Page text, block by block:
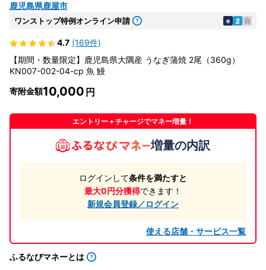
鹿児島県鹿屋市
ワンストップ特例オンライン申請 e ま 自
4.7 (169件)
【期間・数量限定】鹿児島県大隅産 うなぎ蒲焼 2尾（360g）
KN007-002-04-cp 魚 鰻
寄附金額10,000
エントリー＋チャージでマネー増量！
増量の内訳
ログインして条件を満たすと
最大0円分獲得できます！
新規会員登録／ログイン
使える店舗・サービス一覧
ふるなびマネーとは